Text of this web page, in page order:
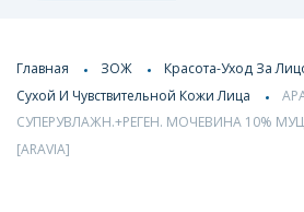
Главная ЗОЖ Красота-Уход За
Сухой И Чувствительной Кожи Лица
СУПЕРУВЛАЖН.+РЕГЕН. МОЧЕВИНА 10%
[ARAVIA]